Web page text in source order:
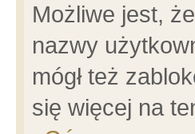
Możliwe jest,
nazwy
mógł też
się więcej na